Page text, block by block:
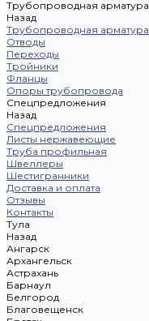
Трубопроводная арматура
Назад
Трубопроводная арматура
Отводы
Переходы
Тройники
Фланцы
Опоры трубопровода
Спецпредложения
Назад
Спецпредложения
Листы нержавеющие
Труба профильная
Швеллеры
Шестигранники
Доставка и оплата
Отзывы
Контакты
Тула
Назад
Ангарск
Архангельск
Астрахань
Барнаул
Белгород
Благовещенск